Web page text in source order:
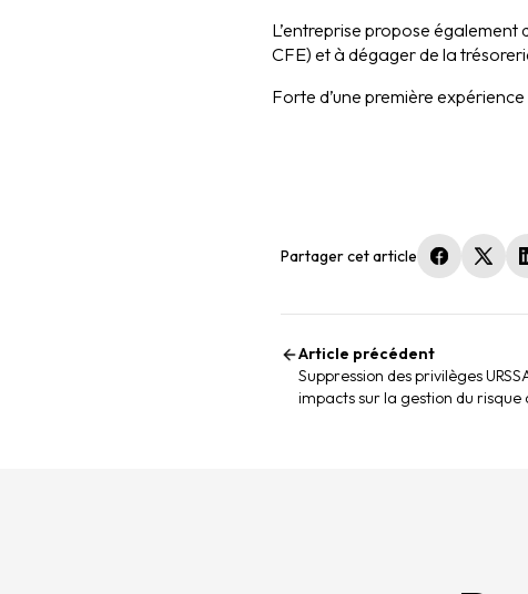
L’entreprise propose
CFE) et à dégager de la
Forte d’une première
Partager cet article (nouvelle
Article précédent
Suppression des privilèges
impacts sur la gestion du risque